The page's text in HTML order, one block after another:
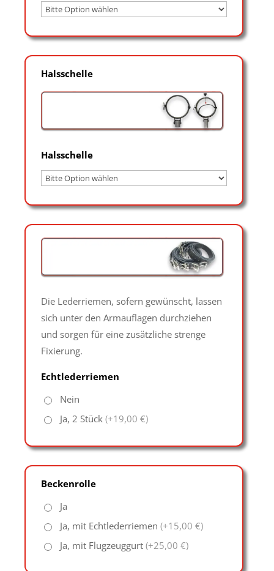
Halsschelle
Halsschelle
Die Lederriemen, sofern gewünscht, lassen
sich unter den Armauflagen durchziehen
und sorgen für eine zusätzliche strenge
Fixierung.
Echtlederriemen
Nein
Ja, 2 Stück (+19,00 €)
Beckenrolle
Ja
Ja, mit Echtlederriemen (+15,00 €)
Ja, mit Flugzeuggurt (+25,00 €)